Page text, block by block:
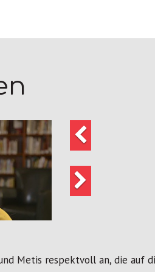
Vorherige
Weiter
Metis respektvoll an, die auf